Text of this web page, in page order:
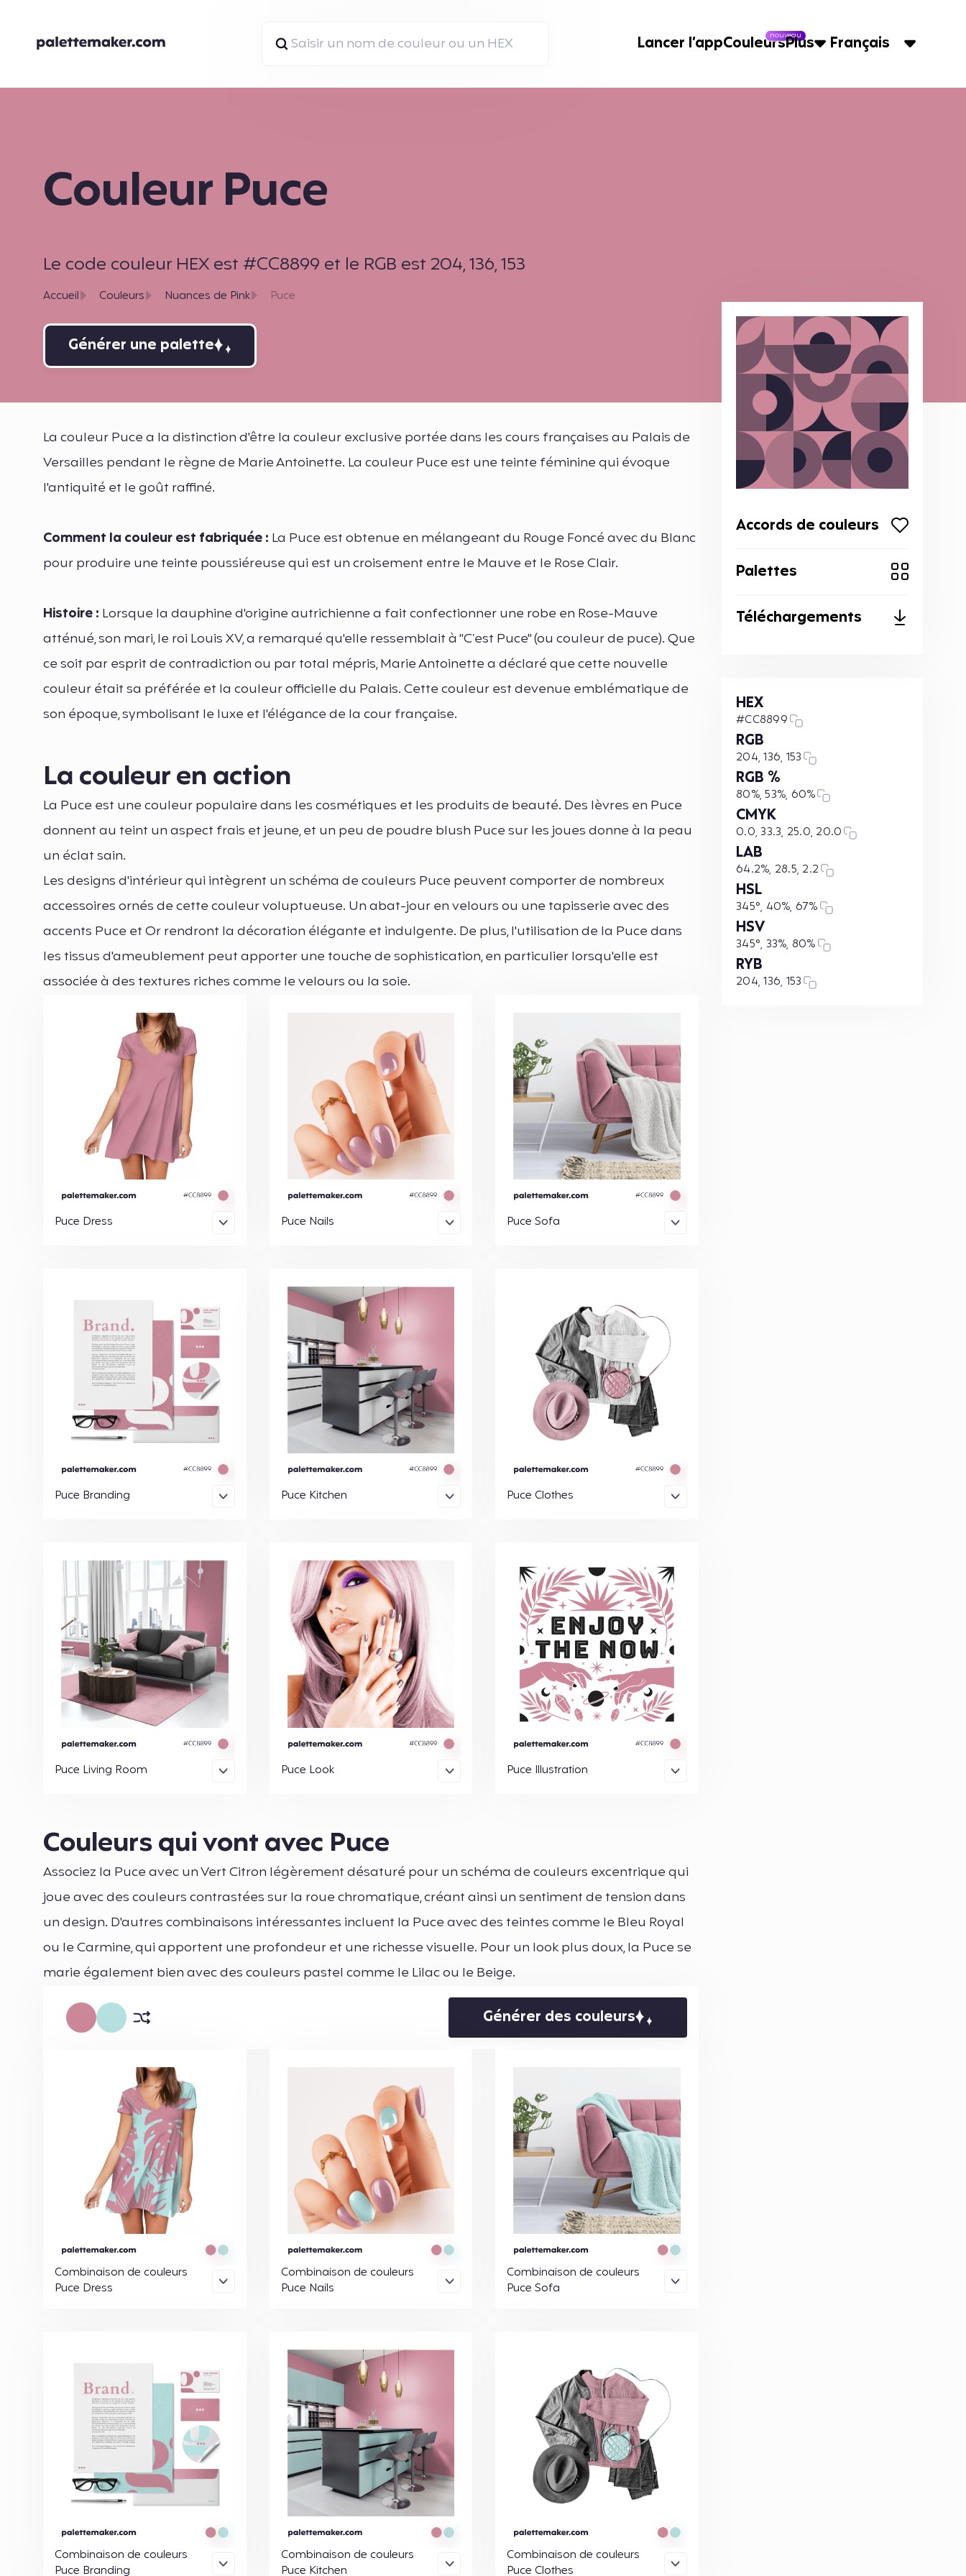
Lancer l’appCouleursnouveauPlus Français
Couleur Puce
Le code couleur HEX est #CC8899 et le RGB est 204, 136, 153
Accueil Couleurs Nuances de Pink Puce
Générer une palette
La couleur Puce a la distinction d'être la couleur exclusive portée dans les cours françaises au Palais de
Versailles pendant le règne de Marie Antoinette. La couleur Puce est une teinte féminine qui évoque
l'antiquité et le goût raffiné.
Comment la couleur est fabriquée : La Puce est obtenue en mélangeant du Rouge Foncé avec du Blanc
pour produire une teinte poussiéreuse qui est un croisement entre le Mauve et le Rose Clair.
Histoire : Lorsque la dauphine d'origine autrichienne a fait confectionner une robe en Rose-Mauve
atténué, son mari, le roi Louis XV, a remarqué qu'elle ressemblait à "C’est Puce" (ou couleur de puce). Que
ce soit par esprit de contradiction ou par total mépris, Marie Antoinette a déclaré que cette nouvelle
couleur était sa préférée et la couleur officielle du Palais. Cette couleur est devenue emblématique de
son époque, symbolisant le luxe et l'élégance de la cour française.
La couleur en action
La Puce est une couleur populaire dans les cosmétiques et les produits de beauté. Des lèvres en Puce
donnent au teint un aspect frais et jeune, et un peu de poudre blush Puce sur les joues donne à la peau
un éclat sain.
Les designs d'intérieur qui intègrent un schéma de couleurs Puce peuvent comporter de nombreux
accessoires ornés de cette couleur voluptueuse. Un abat-jour en velours ou une tapisserie avec des
accents Puce et Or rendront la décoration élégante et indulgente. De plus, l'utilisation de la Puce dans
les tissus d'ameublement peut apporter une touche de sophistication, en particulier lorsqu'elle est
associée à des textures riches comme le velours ou la soie.
Puce Dress Puce Nails Puce Sofa
Puce Branding Puce Kitchen Puce Clothes
Puce Living Room Puce Look Puce Illustration
Couleurs qui vont avec Puce
Associez la Puce avec un Vert Citron légèrement désaturé pour un schéma de couleurs excentrique qui
joue avec des couleurs contrastées sur la roue chromatique, créant ainsi un sentiment de tension dans
un design. D'autres combinaisons intéressantes incluent la Puce avec des teintes comme le Bleu Royal
ou le Carmine, qui apportent une profondeur et une richesse visuelle. Pour un look plus doux, la Puce se
marie également bien avec des couleurs pastel comme le Lilac ou le Beige.
Générer des couleurs
Combinaison de couleurs
Puce Dress
Combinaison de couleurs
Puce Nails
Combinaison de couleurs
Puce Sofa
Combinaison de couleurs
Puce Branding
Combinaison de couleurs
Puce Kitchen
Combinaison de couleurs
Puce Clothes
Accords de couleurs
Palettes
Téléchargements
HEX
#CC8899
RGB
204, 136, 153
RGB %
80%, 53%, 60%
CMYK
0.0, 33.3, 25.0, 20.0
LAB
64.2%, 28.5, 2.2
HSL
345°, 40%, 67%
HSV
345°, 33%, 80%
RYB
204, 136, 153